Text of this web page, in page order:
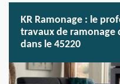
KR Ramonage : le
travaux de ramonage
dans le 45220